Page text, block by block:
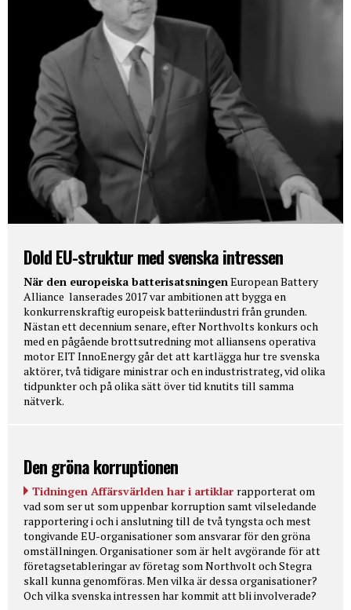
Dold EU-struktur med svenska intressen
När den europeiska batterisatsningenEuropean Battery
Alliance lanserades 2017 var ambitionen att bygga en
konkurrenskraftig europeisk batteriindustri från grunden.
Nästan ett decennium senare, efter Northvolts konkurs och
med en pågående brottsutredning mot alliansens operativa
motor EIT InnoEnergy går det att kartlägga hur tre svenska
aktörer, två tidigare ministrar och en industristrateg, vid olika
tidpunkter och på olika sätt över tid knutits till samma
nätverk.
Den gröna korruptionen
Tidningen Affärsvärlden har i artiklar rapporterat om
vad som ser ut som uppenbar korruption samt vilseledande
rapportering i och i anslutning till de två tyngsta och mest
tongivande EU-organisationer som ansvarar för den gröna
omställningen. Organisationer som är helt avgörande för att
företagsetableringar av företag som Northvolt och Stegra
skall kunna genomföras. Men vilka är dessa organisationer?
Och vilka svenska intressen har kommit att bli involverade?